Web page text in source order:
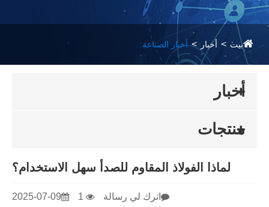
بيت أخبار أخبار الصناعة
أخبار
منتجات
لماذا الفولاذ المقاوم للصدأ سهل الاستخدام؟
2025-07-09 اترك لي رسالة